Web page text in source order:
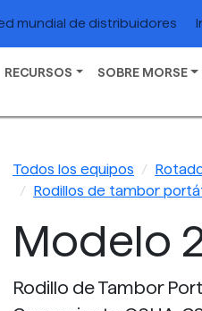
mundial de distribuidores
RECURSOS SOBRE MORSE
Todos los equipos
Rodillos de tambor
Modelo
Rodillo de Tambor